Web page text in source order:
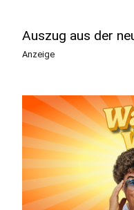
Auszug aus der
Anzeige